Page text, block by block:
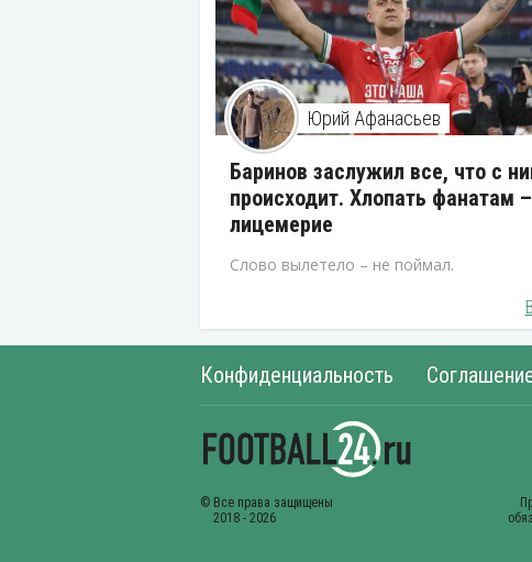
Юрий Афанасьев
Баринов заслужил все, что с
происходит. Хлопать фанатам –
лицемерие
Слово вылетело – не поймал.
Конфиденциальность